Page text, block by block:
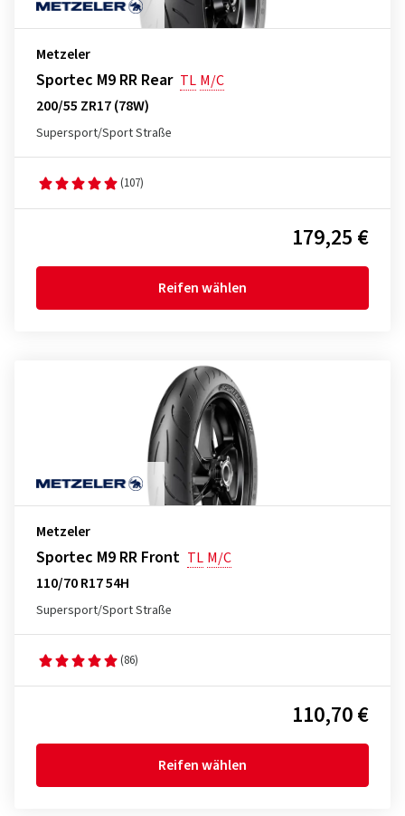
Metzeler
Sportec M9 RR Rear TL M/C
200/55 ZR17 (78W)
Supersport/Sport Straße
(107)
179,25 €
Reifen wählen
Metzeler
Sportec M9 RR Front TL M/C
110/70 R17 54H
Supersport/Sport Straße
(86)
110,70 €
Reifen wählen